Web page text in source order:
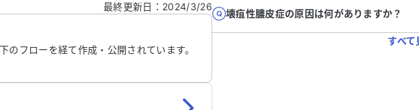
最終更新日 ： 2024/3/26
フローを経て作成・公開されています。
壊疽性膿皮症の原因は何がありますか？
すべ